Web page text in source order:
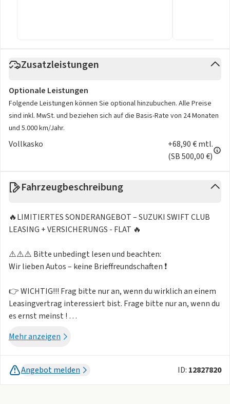
Zusatzleistungen
Optionale Leistungen
Folgende Leistungen können Sie optional hinzubuchen. Alle Preise
sind inkl. MwSt. und beziehen sich auf die Basis-Rate von 24 Monaten
und 5.000 km/Jahr.
Vollkasko
+68,90 € mtl.
(SB 500,00 €)
Fahrzeugbeschreibung
🔥LIMITIERTES SONDERANGEBOT – SUZUKI SWIFT CLUB
LEASING + VERSICHERUNGS - FLAT 🔥
⚠️⚠️⚠️ Bitte unbedingt lesen und beachten:
Wir lieben Autos – keine Brieffreundschaften ❗
👉 WICHTIG!!! Frag bitte nur an, wenn du wirklich an einem
Leasingvertrag interessiert bist. Frage bitte nur an, wenn du
es ernst meinst !
👉 Nach der Anfrage ist es Sinnvoll auf E-Mails und Anrufe
❗Du hast schließlich ein Angebot angefragt und um
Kontaktaufnahme gebeten !!!
Mehr anzeigen
Angebot melden ID: 12827820